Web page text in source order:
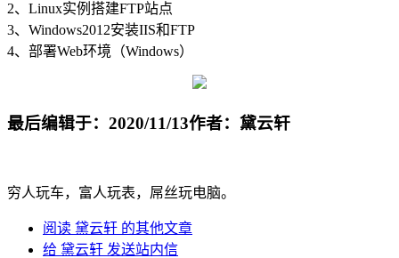
2、Linux实例搭建FTP站点
3、Windows2012安装IIS和FTP
4、部署Web环境（Windows）
最后编辑于：2020/11/13作者：黛云轩
穷人玩车，富人玩表，屌丝玩电脑。
阅读 黛云轩 的其他文章
给 黛云轩 发送站内信